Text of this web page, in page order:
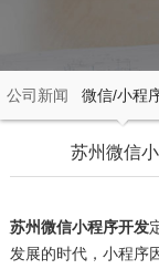
公司新闻 微信/小程
苏州微信
苏州微信小程序开发
发展的时代，小程序